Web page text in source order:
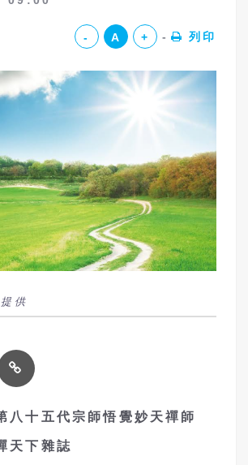
- A + 列印
供
八十五代宗師悟覺妙天禪師
天下雜誌